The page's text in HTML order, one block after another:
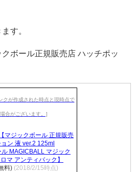
す。
ボール正規販売店 ハッチポッ
ジックボール 正規販売
ン 液 ver.2 125ml
MAGICBALL マジック
マ アンティバック】
料) (2018/2/15時点)